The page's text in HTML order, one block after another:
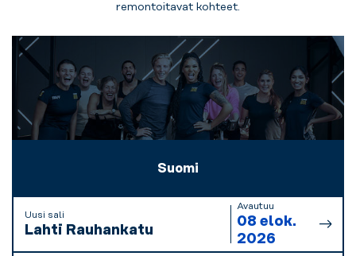
remontoitavat kohteet.
Suomi
Uusi sali
Lahti Rauhankatu
Avautuu
08 elok.
2026